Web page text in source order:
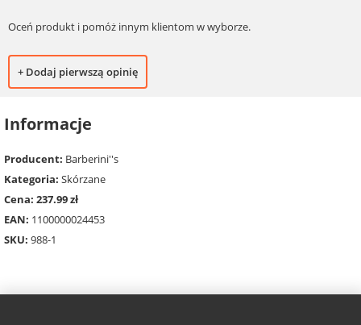
Oceń produkt i pomóż innym klientom w wyborze.
+ Dodaj pierwszą opinię
Informacje
Producent: Barberini''s
Kategoria: Skórzane
Cena: 237.99 zł
EAN: 1100000024453
SKU: 988-1